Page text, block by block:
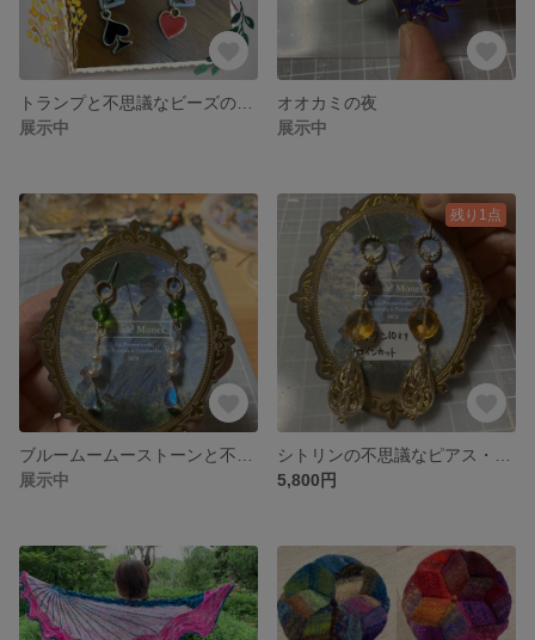
展示中
オオカミの夜
展示中
展示中
残り1点
5,800円